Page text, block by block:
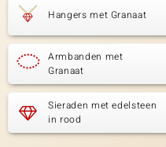
Hangers met Granaat
Armbanden met
Granaat
Sieraden met edelsteen
in rood